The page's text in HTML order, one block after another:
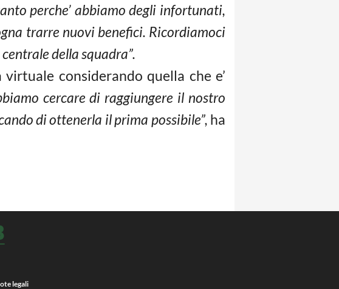
perche’ abbiamo degli infortunati,
trarre nuovi benefici. Ricordiamoci
della squadra”.
considerando quella che e’
cercare di raggiungere il nostro
di ottenerla il prima possibile”, ha
legali